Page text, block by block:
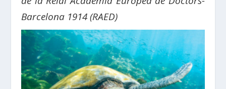
Barcelona 1914 (RAED)